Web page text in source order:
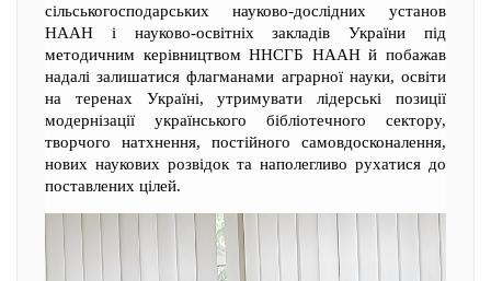
сільськогосподарських науково-дослідних установ
НААН і науково-освітніх закладів України під
методичним керівництвом ННСГБ НААН й побажав
надалі залишатися флагманами аграрної науки, освіти
на теренах Україні, утримувати лідерські позиції
модернізації українського бібліотечного сектору,
творчого натхнення, постійного самовдосконалення,
нових наукових розвідок та наполегливо рухатися до
поставлених цілей.